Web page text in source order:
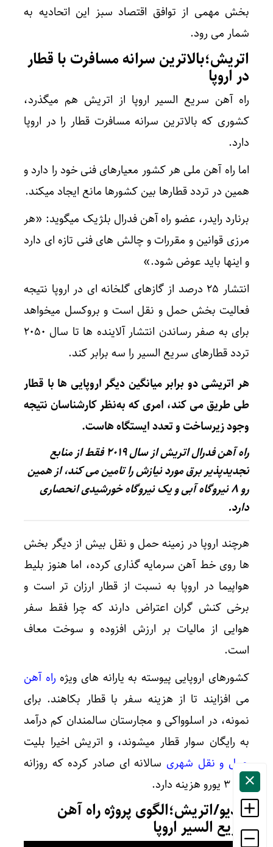
بخش مهمی از توافق اقتصاد سبز این اتحادیه به
شمار می رود.
اتریش؛بالاترین سرانه مسافرت با قطار
در اروپا
راه آهن سریع السیر اروپا از اتریش هم میگذرد،
کشوری که بالاترین سرانه مسافرت قطار را در اروپا
دارد.
اما راه آهن ملی هر کشور معیارهای فنی خود را دارد و
همین در تردد قطارها بین کشورها مانع ایجاد میکند.
برنارد رایدر،‌ عضو راه آهن فدرال بلژیک میگوید:‌ «هر
مرزی قوانین و مقررات و چالش های فنی تازه ای دارد
و اینها باید عوض شود.»
انتشار ۲۵ درصد از گازهای گلخانه ای در اروپا نتیجه
فعالیت بخش حمل و نقل است و بروکسل میخواهد
برای به صفر رساندن انتشار آلاینده ها تا سال ۲۰۵۰
تردد قطارهای سریع السیر را سه برابر کند.
هر اتریشی دو برابر میانگین دیگر اروپایی ها با قطار
طی طریق می کند، امری که به‌نظر کارشناسان نتیجه
وجود زیرساخت‌ و تعدد ایستگاه هاست.
راه آهن فدرال اتریش از سال ۲۰۱۹ فقط از منابع
تجدیدپذیر برق مورد نیازش را تامین می کند، از همین
رو ۸ نیروگاه آبی و یک نیروگاه خورشیدی انحصاری
دارد.
هرچند اروپا در زمینه حمل و نقل بیش از دیگر بخش
ها روی خط آهن سرمایه گذاری کرده، اما هنوز بلیط
هواپیما در اروپا به نسبت از قطار ارزان تر است و
برخی کنش گران اعتراض دارند که چرا فقط سفر
هوایی از مالیات بر ارزش افزوده و سوخت معاف
است.
کشورهای اروپایی پیوسته به یارانه های ویژه راه آهن
می افزایند‌ تا از هزینه سفر با قطار بکاهند. برای
نمونه، در اسلوواکی و مجارستان سالمندان کم درآمد
به رایگان سوار قطار میشوند، و اتریش اخیرا بلیت
حمل و نقل شهری سالانه ای صادر کرده که روزانه
تنها ۳ یورو هزینه دارد.
ویدیو/اتریش؛الگوی پروژه راه آهن
سریع السیر اروپا